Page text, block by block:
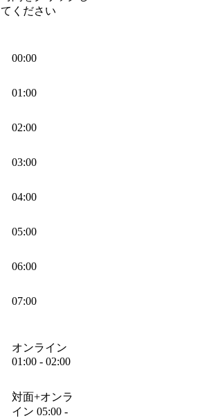
てください
00:00
01:00
02:00
03:00
04:00
05:00
06:00
07:00
オンライン
01:00 - 02:00
対面+オンラ
イン 05:00 -